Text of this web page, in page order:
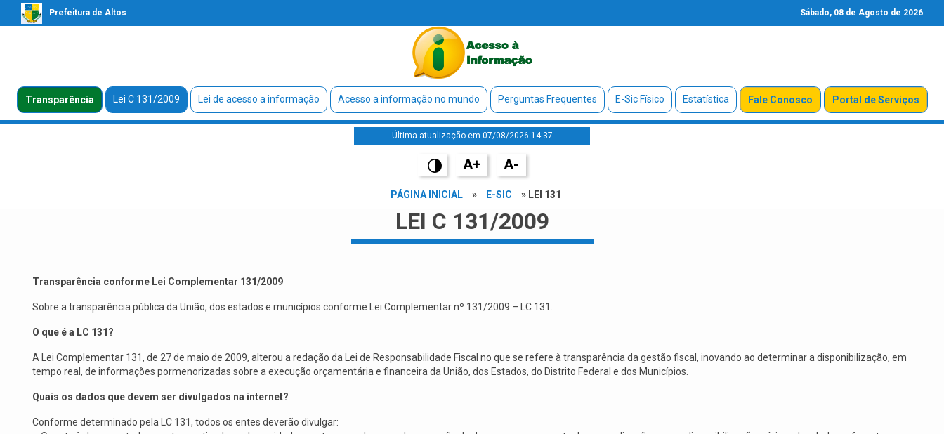
Prefeitura de Altos Sábado, 08 de Agosto de 2026
Transparência Lei C 131/2009 Lei de acesso a informação Acesso a informação no mundo Perguntas Frequentes E-Sic Físico Estatística Fale Conosco Portal de Serviços
Última atualização em 07/08/2026 14:37
A+ A-
PÁGINA INICIAL » E-SIC » LEI 131
LEI C 131/2009
Transparência conforme Lei Complementar 131/2009
Sobre a transparência pública da União, dos estados e municípios conforme Lei Complementar nº 131/2009 – LC 131.
O que é a LC 131?
A Lei Complementar 131, de 27 de maio de 2009, alterou a redação da Lei de Responsabilidade Fiscal no que se refere à transparência da gestão fiscal, inovando ao determinar a disponibilização, em
tempo real, de informações pormenorizadas sobre a execução orçamentária e financeira da União, dos Estados, do Distrito Federal e dos Municípios.
Quais os dados que devem ser divulgados na internet?
Conforme determinado pela LC 131, todos os entes deverão divulgar: